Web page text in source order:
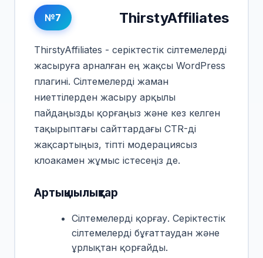
№7 ThirstyAffiliates
ThirstyAffiliates - серіктестік сілтемелерді
жасыруға арналған ең жақсы WordPress
плагині. Сілтемелерді жаман
ниеттілерден жасыру арқылы
пайдаңызды қорғаңыз және кез келген
тақырыптағы сайттардағы CTR-ді
жақсартыңыз, тіпті модерациясыз
клоакамен жұмыс істесеңіз де.
Артықшылықтар
Сілтемелерді қорғау. Серіктестік
сілтемелерді бұғаттаудан және
ұрлықтан қорғайды.